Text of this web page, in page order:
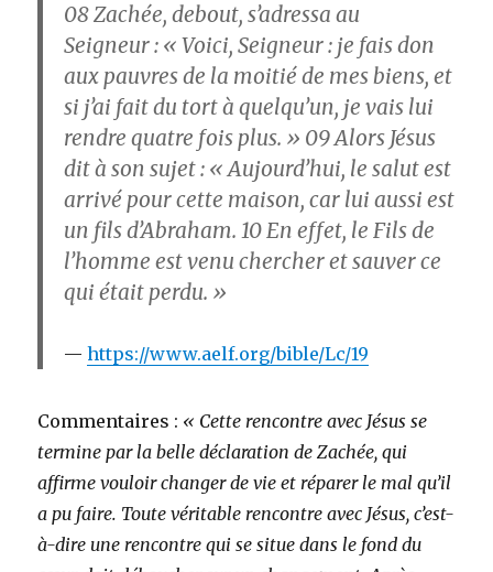
08Zachée, debout, s’adressa au
Seigneur : « Voici, Seigneur : je fais don
aux pauvres de la moitié de mes biens, et
si j’ai fait du tort à quelqu’un, je vais lui
rendre quatre fois plus. » 09Alors Jésus
dit à son sujet : « Aujourd’hui, le salut est
arrivé pour cette maison, car lui aussi est
un fils d’Abraham.10En effet, le Fils de
l’homme est venu chercher et sauver ce
qui était perdu. »
https://www.aelf.org/bible/Lc/19
Commentaires : « Cette rencontre avec Jésus se
termine par la belle déclaration de Zachée, qui
affirme vouloir changer de vie et réparer le mal qu’il
a pu faire. Toute véritable rencontre avec Jésus, c’est-
à-dire une rencontre qui se situe dans le fond du